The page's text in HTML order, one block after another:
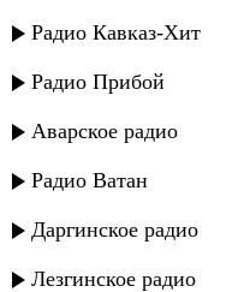
Радио Кавказ-Хит
Радио Прибой
Аварское радио
Радио Ватан
Даргинское радио
Лезгинское радио
Шумайсат
Шумайсат - Какой